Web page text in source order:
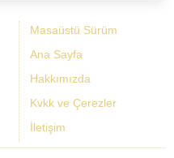
Masaüstü Sürüm
Ana Sayfa
Hakkımızda
Kvkk ve Çerezler
İletişim